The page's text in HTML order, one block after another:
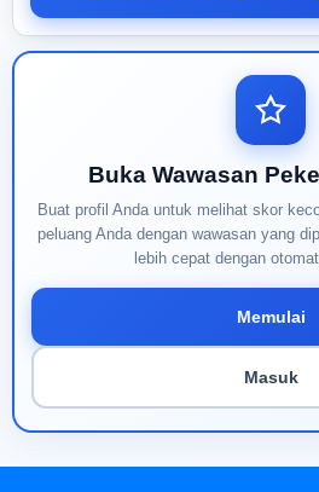
Buka Wawasan
Buat profil Anda untuk melihat skor
peluang Anda dengan wawasan yang
lebih cepat dengan
Memulai
Masuk